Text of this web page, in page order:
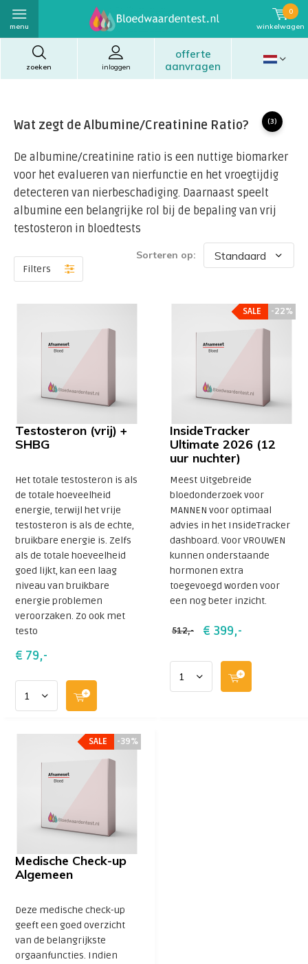
zoeken
offerte
aanvragen
inloggen
menu winkelwagen
0
Wat zegt de Albumine/Creatinine Ratio? (3)
De albumine/creatinine ratio is een nuttige biomarker
voor het evalueren van nierfunctie en het vroegtijdig
detecteren van nierbeschadiging. Daarnaast speelt
albumine een belangrijke rol bij de bepaling van vrij
testosteron in bloedtests
Filters
Sorteren op:
Testosteron (vrij) +
SHBG
Het totale testosteron is als
de totale hoeveelheid
energie, terwijl het vrije
testosteron is als de echte,
bruikbare energie is. Zelfs
als de totale hoeveelheid
goed lijkt, kan een laag
niveau van bruikbare
energie problemen
veroorzaken. Zo ook met
testo
€ 79,-
InsideTracker
Ultimate 2026 (12
uur nuchter)
Meest Uitgebreide
bloedonderzoek voor
MANNEN voor optimaal
advies in het InsideTracker
dashboard. Voor VROUWEN
kunnen onderstaande
hormonen extra
toegevoegd worden voor
een nog beter inzicht.
512,- € 399,-
-22%
SALE -22%
SALE
Medische Check-up
Algemeen
Deze medische check-up
geeft een goed overzicht
van de belangrijkste
orgaanfuncties. Indien
-39%
SALE -39%
SALE